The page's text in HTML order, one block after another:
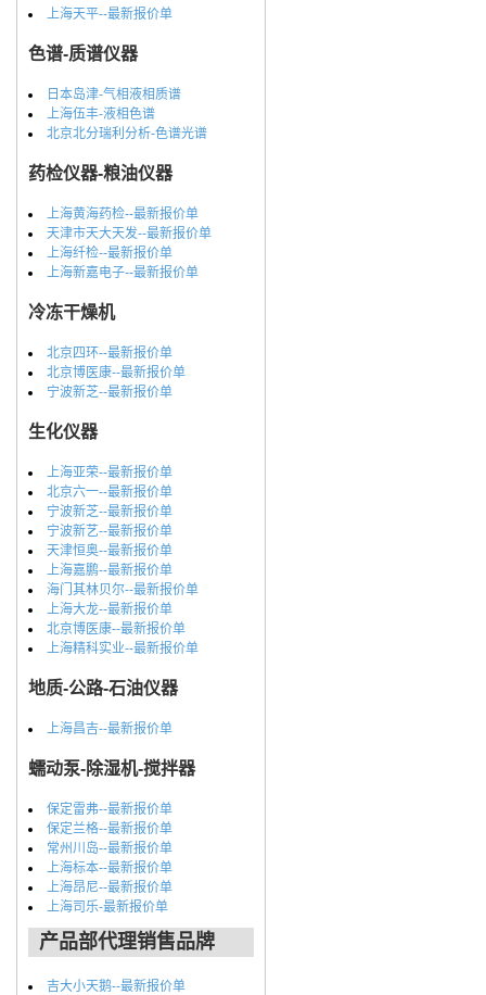
上海天平--最新报价单
色谱-质谱仪器
日本岛津-气相液相质谱
上海伍丰-液相色谱
北京北分瑞利分析-色谱光谱
药检仪器-粮油仪器
上海黄海药检--最新报价单
天津市天大天发--最新报价单
上海纤检--最新报价单
上海新嘉电子--最新报价单
冷冻干燥机
北京四环--最新报价单
北京博医康--最新报价单
宁波新芝--最新报价单
生化仪器
上海亚荣--最新报价单
北京六一--最新报价单
宁波新芝--最新报价单
宁波新艺--最新报价单
天津恒奥--最新报价单
上海嘉鹏--最新报价单
海门其林贝尔--最新报价单
上海大龙--最新报价单
北京博医康--最新报价单
上海精科实业--最新报价单
地质-公路-石油仪器
上海昌吉--最新报价单
蠕动泵-除湿机-搅拌器
保定雷弗--最新报价单
保定兰格--最新报价单
常州川岛--最新报价单
上海标本--最新报价单
上海昂尼--最新报价单
上海司乐-最新报价单
产品部代理销售品牌
吉大小天鹅--最新报价单